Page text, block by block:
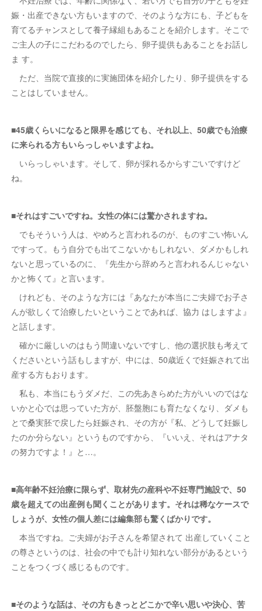
娠・出産できない方もいますので、そのような方にも、子どもを
育てるチャンスとして養子縁組もあることを紹介します。そこで
ご主人の子にこだわるのでしたら、卵子提供もあることをお話し
ま す。
ただ、当院で直接的に実施団体を紹介したり、卵子提供をする
ことはしていません。
■45歳くらいになると限界を感じても、それ以上、50歳でも治療
に来られる方もいらっしゃいますよね。
いらっしゃいます。そして、卵が採れるからすごいですけど
ね。
■それはすごいですね。女性の体には驚かされますね。
でもそういう人は、やめろと言われるのが、ものすごい怖いん
ですって。もう自分でも出てこないかもしれない、ダメかもしれ
ないと思っているのに、『先生から辞めろと言われるんじゃない
かと怖くて』と言います。
けれども、そのような方には『あなたが本当にご夫婦でお子さ
んが欲しくて治療したいということであれば、協力 はしますよ』
と話します。
確かに厳しいのはもう間違いないですし、他の選択肢も考えて
くださいという話もしますが、中には、50歳近くで妊娠されて出
産する方もおります。
私も、本当にもうダメだ、この先あきらめた方がいいのではな
いかと心では思っていた方が、胚盤胞にも育たなくなり、ダメも
とで桑実胚で戻したら妊娠され、その方が『私、どうして妊娠し
たのか分らない』というものですから、『いいえ、それはアナタ
の努力ですよ！』と…。
■高年齢不妊治療に限らず、取材先の産科や不妊専門施設で、50
歳を超えての出産例も聞くことがあります。 それは稀なケースで
しょうが、女性の個人差には編集部も驚くばかりです。
本当ですね。ご夫婦がお子さんを希望されて 出産していくこと
の尊さというのは、社会の中でも計り知れない部分があるという
ことをつくづく感じるものです。
■そのような話は、その方もきっとどこかで辛い思いや決心、苦